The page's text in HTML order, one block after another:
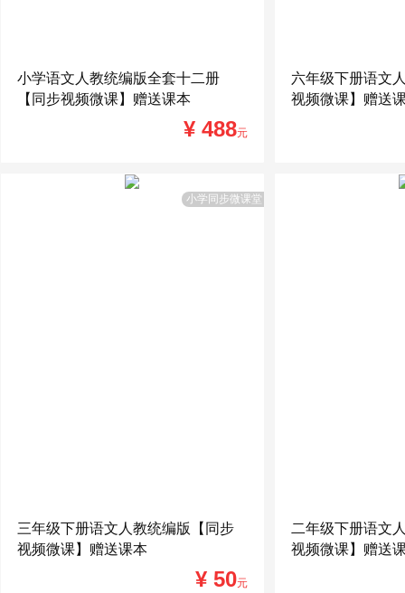
小学语文人教统编版全套十二册
【同步视频微课】赠送课本
¥ 488元
六年级下册语文
视频微课】赠送
小学同步微课堂
三年级下册语文人教统编版【同步
视频微课】赠送课本
¥ 50元
二年级下册语文
视频微课】赠送